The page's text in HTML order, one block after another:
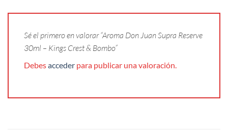
Sé el primero en valorar “Aroma Don Juan Supra Reserve
30ml – Kings Crest & Bombo”
Debesacceder para publicar una valoración.